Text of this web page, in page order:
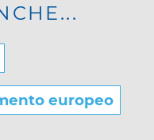
europeo